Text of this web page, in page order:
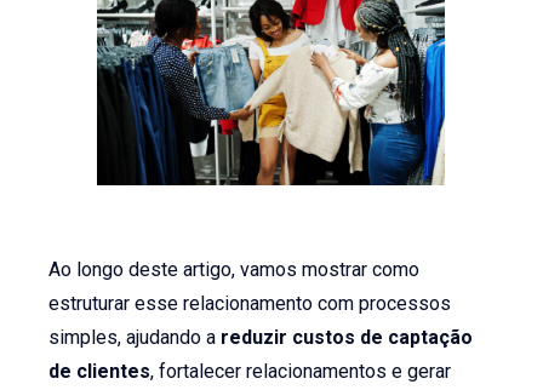
Ao longo deste artigo, vamos mostrar como
estruturar esse relacionamento com processos
simples, ajudando a reduzir custos de captação
de clientes, fortalecer relacionamentos e gerar